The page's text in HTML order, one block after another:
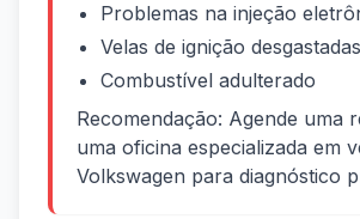
Problemas na injeção
Velas de ignição desgastadas
Combustível adulterado
Recomendação: Agende uma
uma oficina especializada em
Volkswagen para diagnóstico